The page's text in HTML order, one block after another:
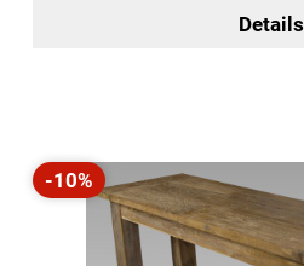
Details
Rabatt
-10%